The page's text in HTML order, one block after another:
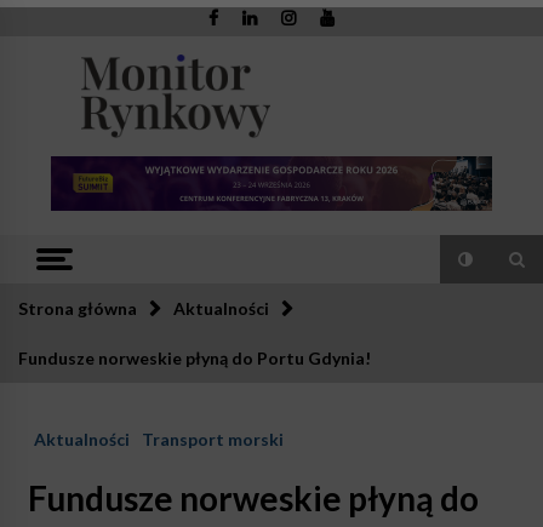
Skip
Monitor
Rynkowy
Strona główna Aktualności
Fundusze norweskie płyną do Portu Gdynia!
Aktualności Transport morski
Fundusze norweskie płyną do